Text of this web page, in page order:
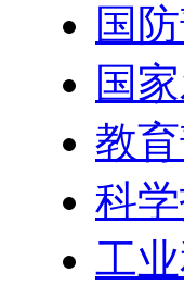
国
国
教
科
工